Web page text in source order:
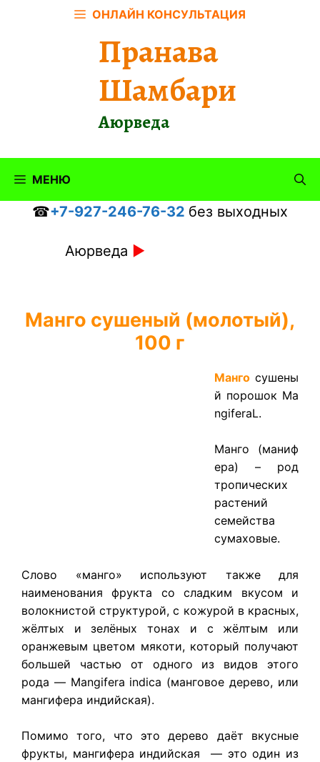
ОНЛАЙН КОНСУЛЬТАЦИЯ
Пранава
Шамбари
Аюрведа
МЕНЮ
☎+7-927-246-76-32 без выходных
Аюрведа ►
Манго сушеный (молотый),
100 г
Манго сушены
й порошок Ma
ngiferaL.
Манго (маниф
ера) – род
тропических
растений
семейства
сумаховые.
Слово «манго» используют также для
наименования фрукта со сладким вкусом и
волокнистой структурой, с кожурой в красных,
жёлтых и зелёных тонах и с жёлтым или
оранжевым цветом мякоти, который получают
большей частью от одного из видов этого
рода — Mangifera indica (манговое дерево, или
мангифера индийская).
Помимо того, что это дерево даёт вкусные
фрукты, мангифера индийская — это один из